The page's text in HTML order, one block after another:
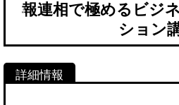
報連相で極めるビジ
ション